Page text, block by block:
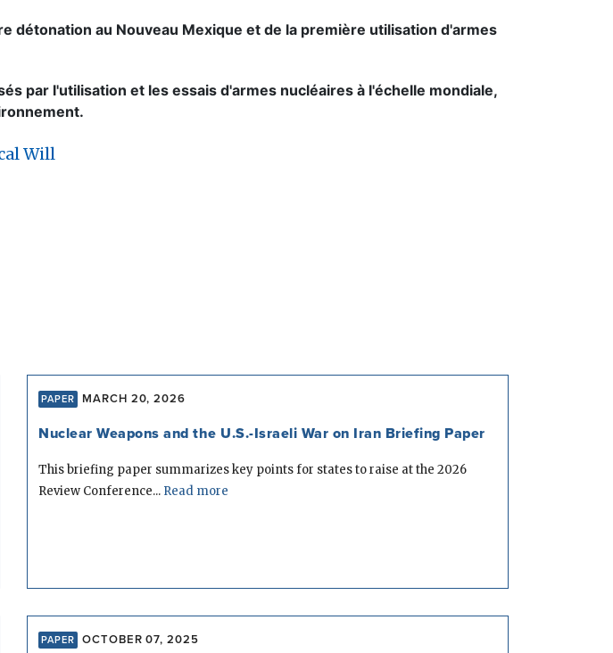
détonation au Nouveau Mexique et de la première utilisation d'armes
par l'utilisation et les essais d'armes nucléaires à l'échelle mondiale,
Will
PAPER MARCH 20, 2026
Nuclear Weapons and the U.S.-Israeli War on Iran Briefing Paper
This briefing paper summarizes key points for states to raise at the 2026
Review Conference... Read more
PAPER OCTOBER 07, 2025